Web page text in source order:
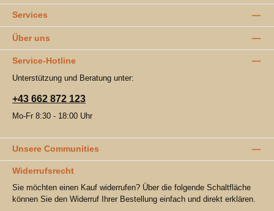
Services
Über uns
Service-Hotline
Unterstützung und Beratung unter:
+43 662 872 123
Mo-Fr 8:30 - 18:00 Uhr
Unsere Communities
Widerrufsrecht
Sie möchten einen Kauf widerrufen? Über die folgende Schaltfläche
können Sie den Widerruf Ihrer Bestellung einfach und direkt erklären.